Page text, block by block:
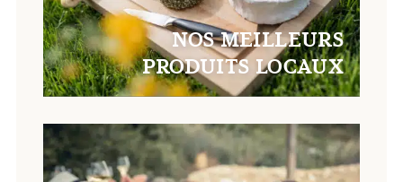
NOS MEILLEURS
PRODUITS LOCAUX